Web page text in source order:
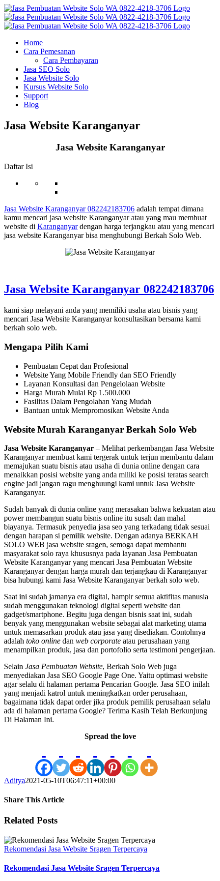
Skip
to
content
Home
Cara Pemesanan
Cara Pembayaran
Jasa SEO Solo
Jasa Website Solo
Kursus Website Solo
Support
Blog
Jasa Website Karanganyar
Jasa Website Karanganyar
Daftar Isi
Jasa Website Karanganyar 082242183706 adalah tempat dimana
kamu mencari jasa website Karanganyar atau yang mau membuat
website di Karanganyardengan harga terjangkau atau yang mencari
jasa website Karanganyar bisa menghubungi Berkah Solo Web.
Jasa Website Karanganyar 082242183706
kami siap melayani anda yang memiliki usaha atau bisnis yang
mencari Jasa Website Karanganyar konsultasikan bersama kami
berkah solo web.
Mengapa Pilih Kami
Pembuatan Cepat dan Profesional
Website Yang Mobile Friendly dan SEO Friendly
Layanan Konsultasi dan Pengelolaan Website
Harga Murah Mulai Rp 1.500.000
Fasilitas Dalam Pengolahan Yang Mudah
Bantuan untuk Mempromosikan Website Anda
Website Murah Karanganyar Berkah Solo Web
Jasa Website Karanganyar – Melihat perkembangan Jasa Website
Karanganyar membuat kami tergerak untuk terjun membantu dalam
memajukan suatu bisnis atau usaha di dunia online dengan cara
menaikkan posisi website yang anda miliki ke posisi teratas search
engine jadi jangan ragu menghuungi kami untuk Jasa Website
Karanganyar.
Sudah banyak di dunia online yang merasakan bahwa kekuatan atau
power membangun suatu bisnis online itu susah dan mahal
biayanya. Termasuk penyedia jasa seo yang terkadang tidak sesuai
dengan harapan si pemilik website. Dengan adanya BERKAH
SOLO WEB jasa website sragen, semoga dapat membantu
masyarakat solo raya khususnya pada layanan Jasa Pembuatan
Website Karanganyar yang mencari Jasa Pembuatan Website
Karanganyar dengan harga murah dan terjangkau di Karanganyar
bisa hubungi kami Jasa Website Karanganyar berkah solo web.
Saat ini sudah jamanya era digital, hampir semua aktifitas manusia
sudah menggunakan teknologi digital seperti website dan
gadget/smartphone. Begitu juga dengan bisnis saat ini, sudah
benyak yang menggunakan website sebagai alat marketing utama
untuk memasarkan produk atau jasa yang disediakan. Contohnya
adalah toko online dan web corporate atau perusahaan yang
menampilkan produk, jasa dan portofolio serta testimoni pengerjaan.
Selain Jasa Pembuatan Website, Berkah Solo Web juga
menyediakan Jasa SEO Google Page One. Yaitu optimasi website
agar selalu di halaman pertama Pencarian Google. Jasa SEO inilah
yang menjadi katrol untuk meningkatkan order perusahaan,
bagaimana tidak dapat order jika produk pemilik perusahaan selalu
ada di halaman pertama Google? Terima Kasih Telah Berkunjung
Di Halaman Ini.
Spread the love
Aditya2021-05-10T06:47:11+00:00
Share This Article
Facebook
X
LinkedIn
WhatsApp
Tumblr
Pinterest
Vk
Email
Related Posts
Rekomendasi Jasa Website Sragen Terpercaya
Rekomendasi Jasa Website Sragen Terpercaya